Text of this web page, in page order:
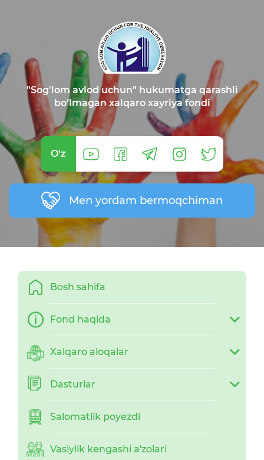
"Sog'lom avlod uchun" hukumatga qarashli
bo'lmagan xalqaro xayriya fondi
O'z
Men yordam bermoqchiman
Bosh sahifa
Fond haqida
Xalqaro aloqalar
Dasturlar
Salomatlik poyezdi
Vasiylik kengashi a'zolari